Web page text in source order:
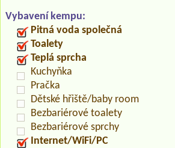
Vybavení kempu:
Pitná voda společná
Toalety
Teplá sprcha
Kuchyňka
Pračka
Dětské hřiště/baby room
Bezbariérové toalety
Bezbariérové sprchy
Internet/WiFi/PC